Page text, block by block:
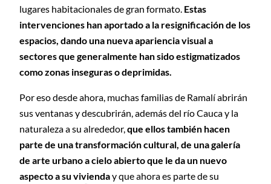
lugares habitacionales de gran formato. Estas
intervenciones han aportado a la resignificación de los
espacios, dando una nueva apariencia visual a
sectores que generalmente han sido estigmatizados
como zonas inseguras o deprimidas.
Por eso desde ahora, muchas familias de Ramalí abrirán
sus ventanas y descubrirán, además del río Cauca y la
naturaleza a su alrededor,que ellos también hacen
parte de una transformación cultural, de una galería
de arte urbano a cielo abierto que le da un nuevo
aspecto a su vivienday que ahora es parte de su